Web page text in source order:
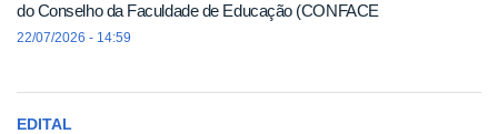
do Conselho da Faculdade de Educação (CONFACE
22/07/2026 - 14:59
EDITAL